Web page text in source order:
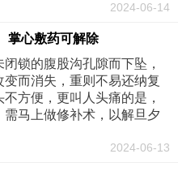
2024-06-14
掌心敷药可解除
锁的腹股沟孔隙而下坠，
而消失，重则不易还纳复
方便，更叫人头痛的是，
马上做修补术，以解旦夕
2024-06-13